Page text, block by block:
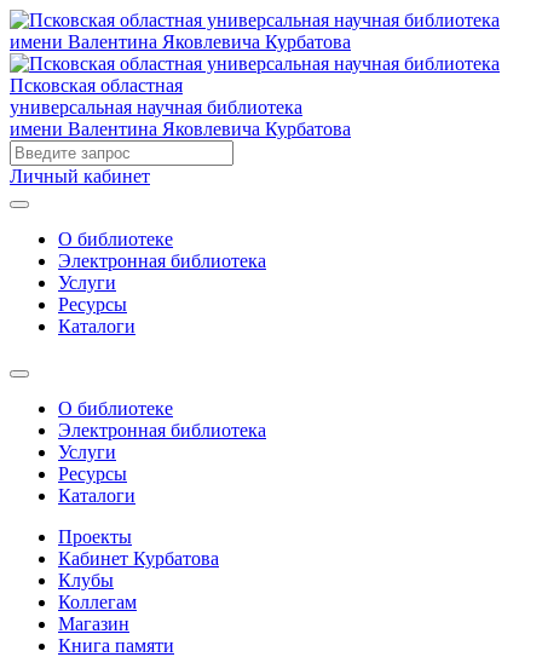
Псковская областная
универсальная научная библиотека
имени Валентина Яковлевича Курбатова
Личный кабинет
О библиотеке
Электронная библиотека
Услуги
Ресурсы
Каталоги
О библиотеке
Электронная библиотека
Услуги
Ресурсы
Каталоги
Проекты
Кабинет Курбатова
Клубы
Коллегам
Магазин
Книга памяти